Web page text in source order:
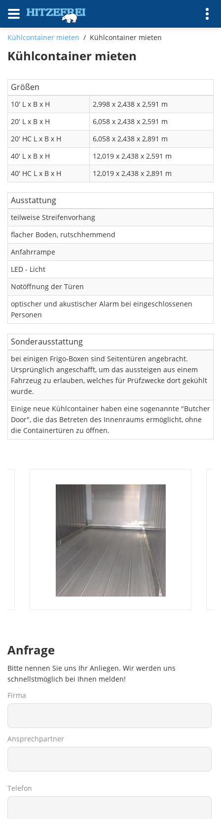
Kühlcontainer mieten / Kühlcontainer mieten
Kühlcontainer mieten
Größen
10' L x B x H
2,998 x 2,438 x 2,591 m
20' L x B x H
6,058 x 2,438 x 2,591 m
20' HC L x B x H
6,058 x 2,438 x 2,891 m
40' L x B x H
12,019 x 2,438 x 2,591 m
40' HC L x B x H
12,019 x 2,438 x 2,891 m
Ausstattung
teilweise Streifenvorhang
flacher Boden, rutschhemmend
Anfahrrampe
LED - Licht
Notöffnung der Türen
optischer und akustischer Alarm bei eingeschlossenen
Personen
Sonderausstattung
bei einigen Frigo-Boxen sind Seitentüren angebracht.
Ursprünglich angeschafft, um das aussteigen aus einem
Fahrzeug zu erlauben, welches für Prüfzwecke dort gekühlt
wurde.
Einige neue Kühlcontainer haben eine sogenannte "Butcher
Door", die das Betreten des Innenraums ermöglicht, ohne
die Containertüren zu öffnen.
Anfrage
Bitte nennen Sie uns Ihr Anliegen. Wir werden uns
schnellstmöglich bei Ihnen melden!
Firma
Ansprechpartner
Telefon